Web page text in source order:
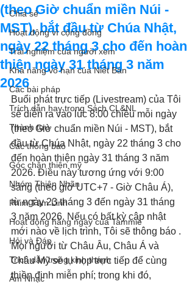
Chia sẻ
Hoạt động vì cộng đồng
Trải nghiệm của người xem
Khả năng vô hạn của Niết Bàn
Các bài pháp
Trích dẫn hay trong Sách CL&NL
Thành tựu
Các thông báo
Góc chân thiện mỹ
Nhóm Thiên Nhãn
Phim Tâm Linh
Hoạt động hằng ngày của Tammie
Hỏi và Đáp
Trích dẫn trong kinh thánh
Âm Nhạc
(theo Giờ chuẩn miền Núi -
MST), bắt đầu từ Chúa Nhật,
ngày 22 tháng 3 cho đến hoàn
thiện ngày 31 tháng 3 năm
2026
Buổi phát trực tiếp (Livestream) của Tôi
sẽ diễn ra vào lúc 8:00 chiều mỗi ngày
(theo Giờ chuẩn miền Núi - MST), bắt
đầu từ Chúa Nhật, ngày 22 tháng 3 cho
đến hoàn thiện ngày 31 tháng 3 năm
2026. Điều này tương ứng với 9:00
sáng (theo giờ UTC+7 - Giờ Châu Á),
từ ngày 23 tháng 3 đến ngày 31 tháng
3 năm 2026. Nếu có bất kỳ cập nhật
mới nào về lịch trình, Tôi sẽ thông báo .
Mọi người từ Châu Âu, Châu Á và
Châu Mỹ sẽ tụ họp trực tiếp để cùng
thiền định miễn phí; trong khi đó,